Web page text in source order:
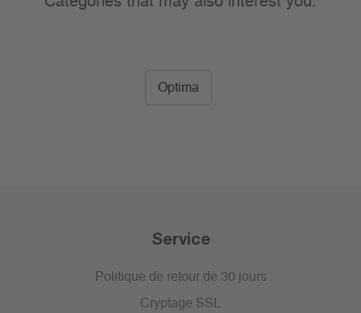
Optima
Service
Politique de retour de 30 jours
Cryptage SSL